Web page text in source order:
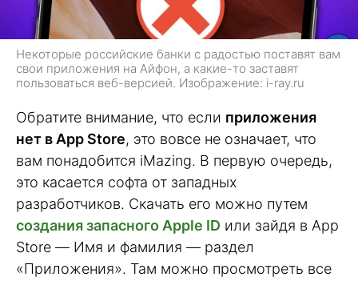
Некоторые российские банки с радостью поставят вам
свои приложения на Айфон, а какие-то заставят
пользоваться веб-версией. Изображение: i-ray.ru
Обратите внимание, что если приложения
нет в App Store, это вовсе не означает, что
вам понадобится iMazing. В первую очередь,
это касается софта от западных
разработчиков. Скачать его можно путем
создания запасного Apple ID или зайдя в App
Store — Имя и фамилия — раздел
«Приложения». Там можно просмотреть все